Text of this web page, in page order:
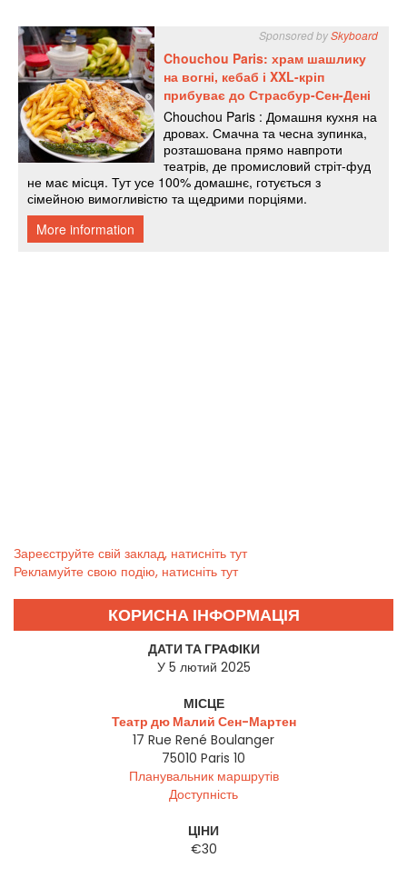
Зареєструйте свій заклад, натисніть тут
Рекламуйте свою подію, натисніть тут
КОРИСНА ІНФОРМАЦІЯ
ДАТИ ТА ГРАФІКИ
У 5 лютий 2025
МІСЦЕ
Театр дю Малий Сен-Мартен
17 Rue René Boulanger
75010 Paris 10
Планувальник маршрутів
Доступність
ЦІНИ
€30